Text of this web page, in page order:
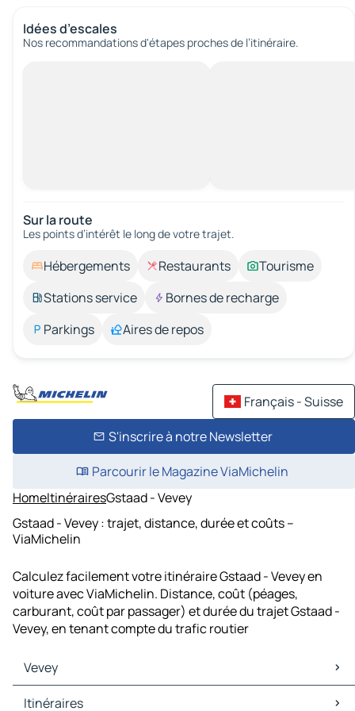
Idées d’escales
Nos recommandations d'étapes proches de l’itinéraire.
Sur la route
Les points d’intérêt le long de votre trajet.
Hébergements Restaurants
Tourisme
Stations service
Bornes de recharge
Parkings
Aires de repos
Français - Suisse
S'inscrire à notre Newsletter
Parcourir le Magazine ViaMichelin
HomeItinérairesGstaad - Vevey
Gstaad - Vevey : trajet, distance, durée et coûts –
ViaMichelin
Calculez facilement votre itinéraire Gstaad - Vevey en
voiture avec ViaMichelin. Distance, coût (péages,
carburant, coût par passager) et durée du trajet Gstaad -
Vevey, en tenant compte du trafic routier
Vevey
Vevey Cartes et plans
Itinéraires